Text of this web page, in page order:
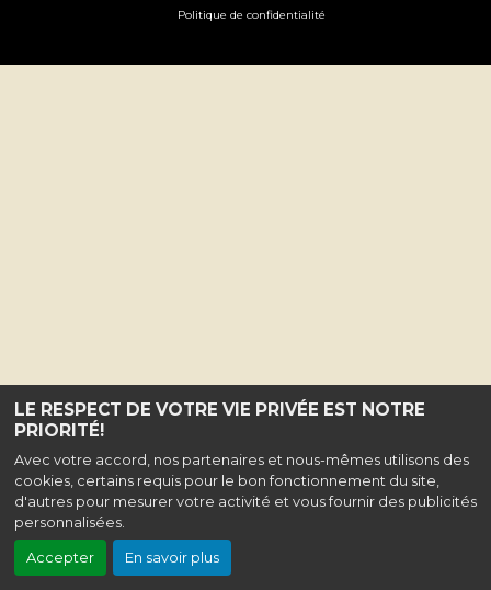
LE RESPECT DE VOTRE VIE PRIVÉE EST NOTRE
PRIORITÉ!
Avec votre accord, nos partenaires et nous-mêmes utilisons des
cookies, certains requis pour le bon fonctionnement du site,
d'autres pour mesurer votre activité et vous fournir des publicités
personnalisées.
Accepter En savoir plus
Politique de confidentialité